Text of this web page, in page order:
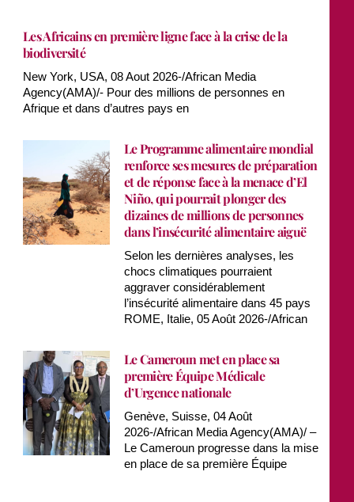
Les Africains en première ligne face à la crise de la
biodiversité
New York, USA, 08 Aout 2026-/African Media
Agency(AMA)/- Pour des millions de personnes en
Afrique et dans d’autres pays en
Le Programme alimentaire mondial
renforce ses mesures de préparation
et de réponse face à la menace d’El
Niño, qui pourrait plonger des
dizaines de millions de personnes
dans l’insécurité alimentaire aiguë
Selon les dernières analyses, les
chocs climatiques pourraient
aggraver considérablement
l’insécurité alimentaire dans 45 pays
ROME, Italie, 05 Août 2026-/African
Le Cameroun met en place sa
première Équipe Médicale
d’Urgence nationale
Genève, Suisse, 04 Août
2026-/African Media Agency(AMA)/ –
Le Cameroun progresse dans la mise
en place de sa première Équipe